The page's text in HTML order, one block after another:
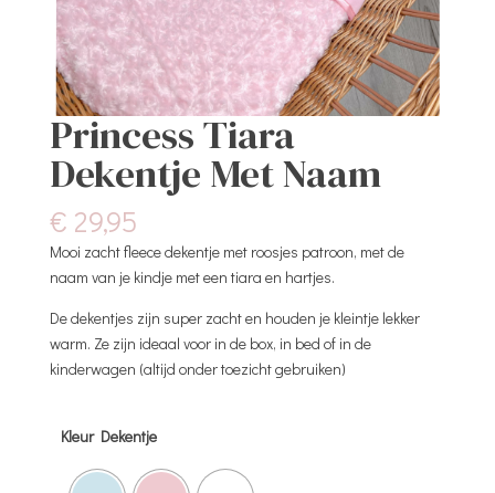
Princess Tiara
Dekentje Met Naam
€ 29,95
Mooi zacht fleece dekentje met roosjes patroon, met de
naam van je kindje met een tiara en hartjes.
De dekentjes zijn super zacht en houden je kleintje lekker
warm. Ze zijn ideaal voor in de box, in bed of in de
kinderwagen (altijd onder toezicht gebruiken)
Kleur Dekentje